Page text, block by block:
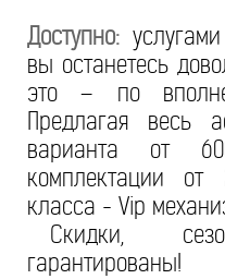
Доступно:
вы останетесь
это – по
Предлагая весь
варианта от
комплектации
класса - Vip
Скидки,
гарантированы!